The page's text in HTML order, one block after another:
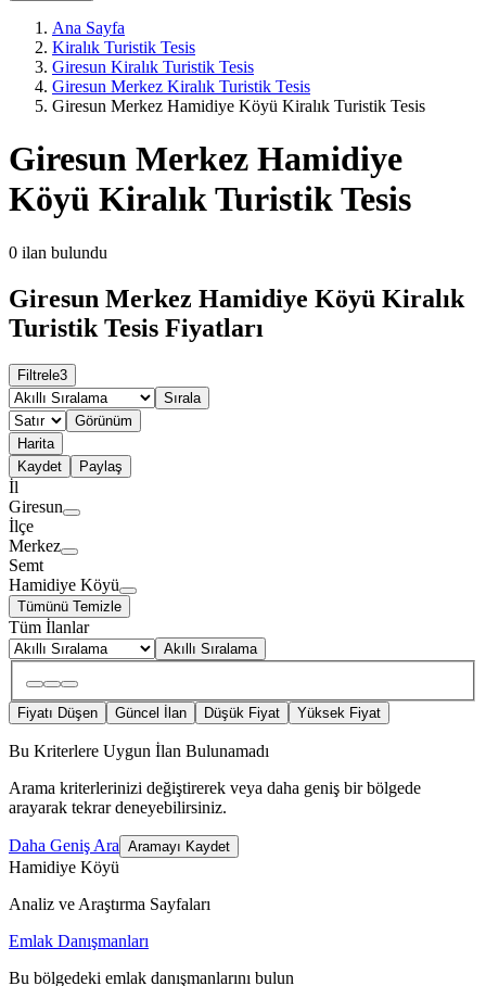
Ana Sayfa
Kiralık Turistik Tesis
Giresun Kiralık Turistik Tesis
Giresun Merkez Kiralık Turistik Tesis
Giresun Merkez Hamidiye Köyü Kiralık Turistik Tesis
Giresun Merkez Hamidiye
Köyü Kiralık Turistik Tesis
0 ilan bulundu
Giresun Merkez Hamidiye Köyü Kiralık
Turistik Tesis Fiyatları
Filtrele3
Sırala
Görünüm
Harita
Kaydet
Paylaş
İl
Giresun
İlçe
Merkez
Semt
Hamidiye Köyü
Tümünü Temizle
Tüm İlanlar
Akıllı Sıralama
Fiyatı Düşen Güncel İlan Düşük Fiyat Yüksek Fiyat
Bu Kriterlere Uygun İlan Bulunamadı
Arama kriterlerinizi değiştirerek veya daha geniş bir bölgede
arayarak tekrar deneyebilirsiniz.
Daha Geniş Ara Aramayı Kaydet
Hamidiye Köyü
Analiz ve Araştırma Sayfaları
Emlak Danışmanları
Bu bölgedeki emlak danışmanlarını bulun